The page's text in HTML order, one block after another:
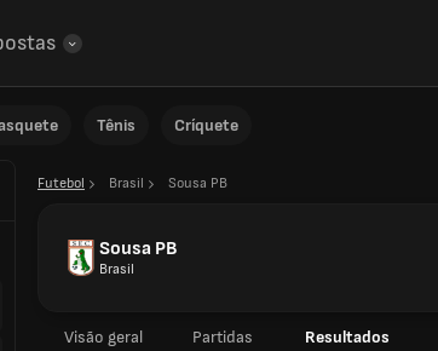
Tênis Críquete
Futebol Brasil Sousa PB
Sousa PB
Brasil
Visão geral Partidas Resultados